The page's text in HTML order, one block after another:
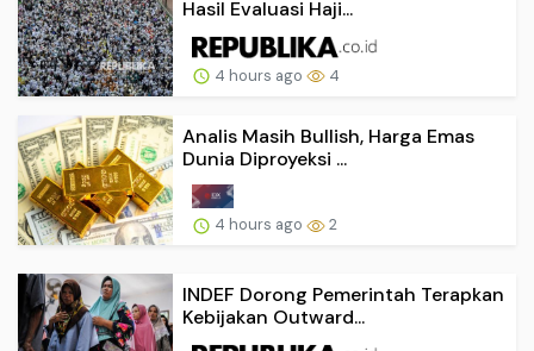
Hasil Evaluasi Haji...
4 hours ago 4
Analis Masih Bullish, Harga Emas
Dunia Diproyeksi ...
4 hours ago 2
INDEF Dorong Pemerintah Terapkan
Kebijakan Outward...